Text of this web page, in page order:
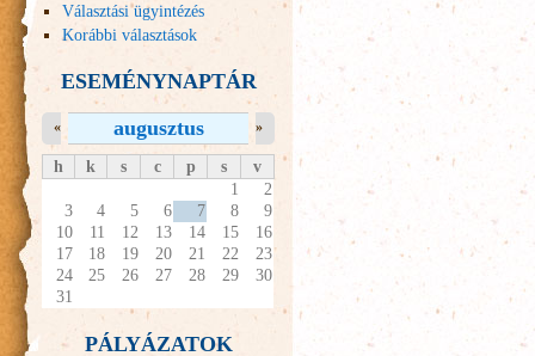
Választási ügyintézés
Korábbi választások
ESEMÉNYNAPTÁR
augusztus
« »
h k s c p s
v
1
2
3
4 5 6 7 8
9
10
11 12 13 14 15
16
17
18 19 20 21 22
23
24
25 26 27 28 29
30
31
PÁLYÁZATOK